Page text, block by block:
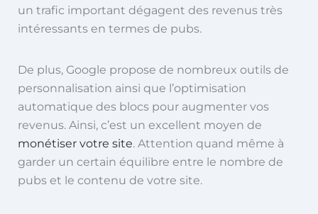
un trafic important dégagent des revenus très
intéressants en termes de pubs.
De plus, Google propose de nombreux outils de
personnalisation ainsi que l’optimisation
automatique des blocs pour augmenter vos
revenus. Ainsi, c’est un excellent moyen de
monétiser votre site. Attention quand même à
garder un certain équilibre entre le nombre de
pubs et le contenu de votre site.